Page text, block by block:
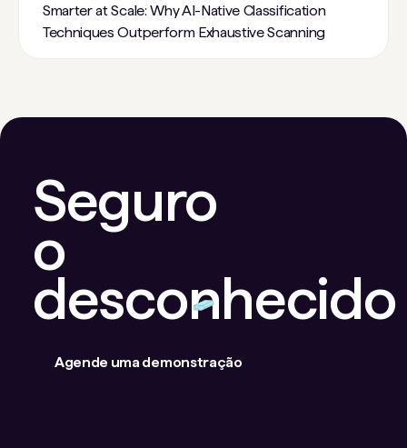
Smarter at Scale: Why AI-Native Classification
Techniques Outperform Exhaustive Scanning
Seguro
o
desconhecido
Agende uma demonstração